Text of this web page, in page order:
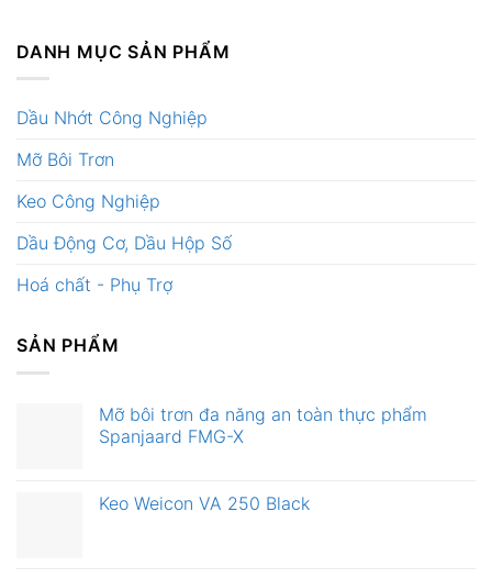
DANH MỤC SẢN PHẨM
Dầu Nhớt Công Nghiệp
Mỡ Bôi Trơn
Keo Công Nghiệp
Dầu Động Cơ, Dầu Hộp Số
Hoá chất - Phụ Trợ
SẢN PHẨM
Mỡ bôi trơn đa năng an toàn thực phẩm
Spanjaard FMG-X
Keo Weicon VA 250 Black